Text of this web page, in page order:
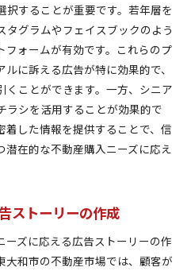
択することが重要です。若年層を
タグラムやフェイスブックのよう
フォームが有効です。これらのプ
に訴える広告が特に効果的で、
くことができます。一方、シニア
ラシを活用することが効果的で
着した情報を提供することで、信
在的な不動産購入ニーズに応え
ストーリーの作成
ーズに応える広告ストーリーの作
大和市の不動産市場では、顧客が